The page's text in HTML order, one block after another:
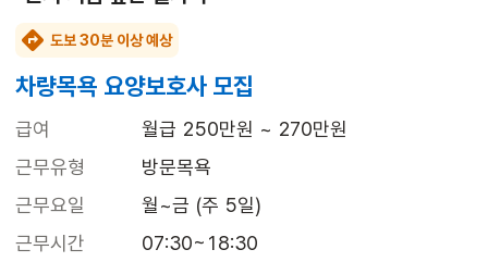
도보 30분 이상 예상
차량목욕 요양보호사 모집
급여
월급 250만원 ~ 270만원
근무유형
방문목욕
근무요일
월~금 (주 5일)
근무시간
07:30~18:30